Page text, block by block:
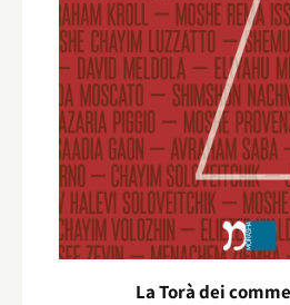
La Torà dei